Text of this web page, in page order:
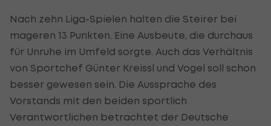
Nach zehn Liga-Spielen halten die Steirer bei
mageren 13 Punkten. Eine Ausbeute, die durchaus
für Unruhe im Umfeld sorgte. Auch das Verhältnis
von Sportchef Günter Kreissl und Vogel soll schon
besser gewesen sein. Die Aussprache des
Vorstands mit den beiden sportlich
Verantwortlichen betrachtet der Deutsche